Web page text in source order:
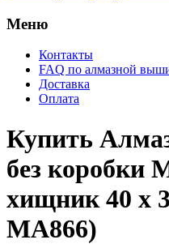
Меню
Контакты
FAQ по алмазной
Доставка
Оплата
Купить
без
хищник 40 х
MA866)